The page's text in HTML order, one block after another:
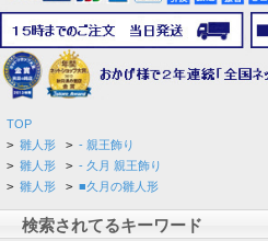
TOP
> 雛人形 > - 親王飾り
> 雛人形 > - 久月 親王飾り
> 雛人形 > ■久月の雛人形
検索されてるキーワード